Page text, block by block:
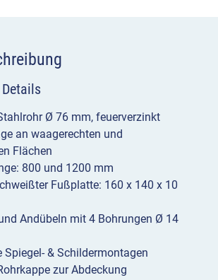
Ø 76 mm, feuerverzinkt
an waagerechten und
Flächen
800 und 1200 mm
Fußplatte: 160 x 140 x 10
Andübeln mit 4 Bohrungen Ø 14
Spiegel- & Schildermontagen
zur Abdeckung